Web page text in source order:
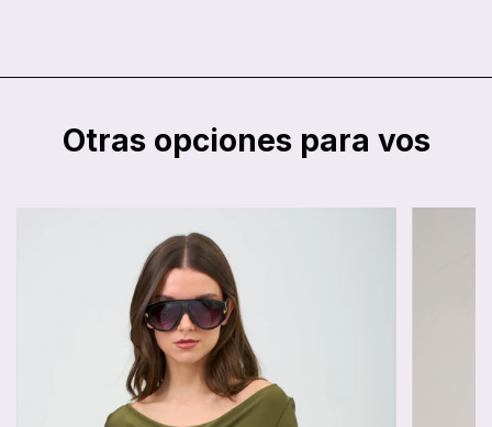
Otras opciones para vos